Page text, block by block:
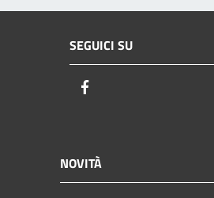
SEGUICI SU
NOVITÀ